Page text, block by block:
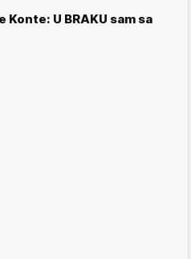
Konte: U BRAKU sam sa